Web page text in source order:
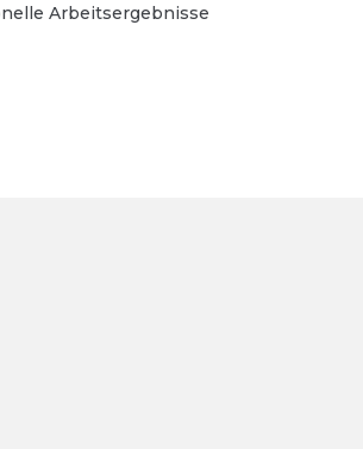
Arbeitsergebnisse